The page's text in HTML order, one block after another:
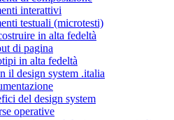
interattivi
testuali (microtesti)
in alta fedeltà
di pagina
in alta fedeltà
il design system .italia
del design system
operative